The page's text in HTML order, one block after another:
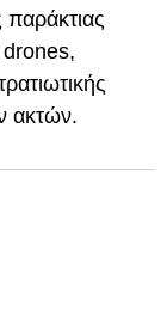
ακτών.